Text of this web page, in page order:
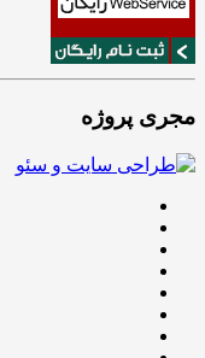
مجری پروژه